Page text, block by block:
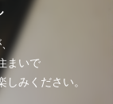
まいで
みください。